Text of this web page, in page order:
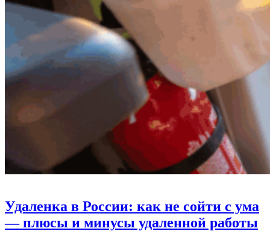
Удаленка в России: как не сойти с ума
— плюсы и минусы удаленной работы